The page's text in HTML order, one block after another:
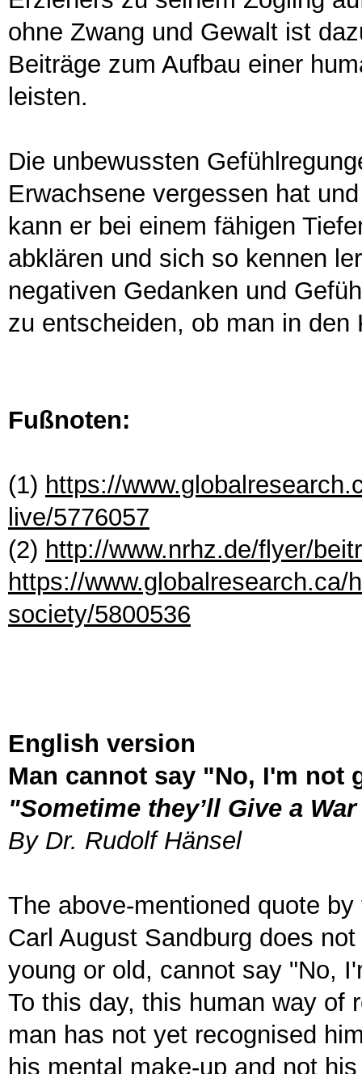
ohne Zwang und Gewalt ist
Beiträge zum Aufbau einer
leisten.
Die unbewussten
Erwachsene vergessen hat
kann er bei einem fähigen
abklären und sich so kennen
negativen Gedanken und
zu entscheiden, ob man in
Fußnoten:
(1) https://
live/5776057
(2) http://www.nrhz.de/flyer/
https://www.globalresearch.ca/
society/5800536
English version
Man cannot say "No, I'm
"Sometime they’ll Give a
By Dr. Rudolf Hänsel
The above-mentioned quote
Carl August Sandburg does
young or old, cannot say "No,
To this day, this human way of
man has not yet recognised
his mental make-up and not